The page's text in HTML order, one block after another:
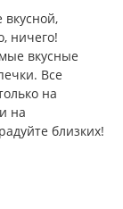
ничего!
вкусные
Все
на
на
близких!